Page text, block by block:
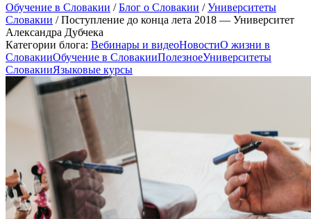
Обучение в Словакии /Блог о Словакии /Университеты
Словакии /Поступление до конца лета 2018 — Университет
Александра Дубчека
Категории блога: Вебинары и видеоНовостиО жизни в
СловакииОбучение в СловакииПолезноеУниверситеты
СловакииЯзыковые курсы